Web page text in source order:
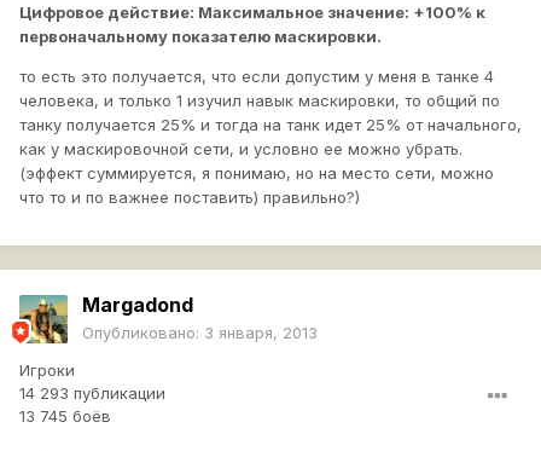
Цифровое действие: Максимальное значение: +100% к
первоначальному показателю маскировки.
то есть это получается, что если допустим у меня в танке 4
человека, и только 1 изучил навык маскировки, то общий по
танку получается 25% и тогда на танк идет 25% от начального,
как у маскировочной сети, и условно ее можно убрать.
(эффект суммируется, я понимаю, но на место сети, можно
что то и по важнее поставить) правильно?)
Margadond
Опубликовано: 3 января, 2013
Игроки
14 293 публикации
13 745 боёв